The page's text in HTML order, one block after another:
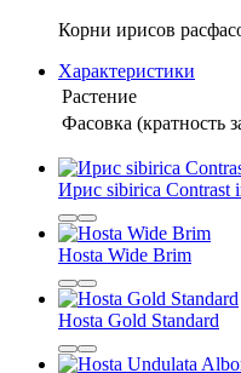
Корни ирисов
Характеристики
Растение
Фасовка (кратность
Ирис sibirica Contrast
Hosta Wide Brim
Hosta Gold Standard